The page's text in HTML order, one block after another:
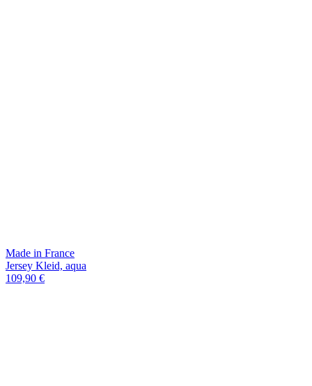
Made in France
Jersey Kleid, aqua
109,90 €